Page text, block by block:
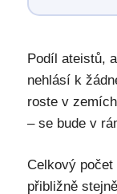
Podíl ateistů,
nehlásí k
roste v
– se bude v
Celkový počet
přibližně